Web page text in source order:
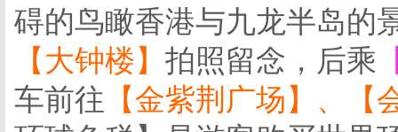
碍的鸟瞰香港与九龙半岛的
【大钟楼】 拍照留念，后乘
车前往 【金紫荆广场】、【